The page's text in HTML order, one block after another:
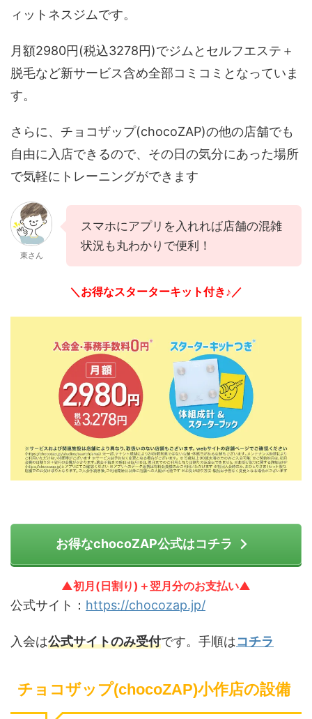
ィットネスジムです。
月額2980円(税込3278円)でジムとセルフエステ＋
脱毛など新サービス含め全部コミコミとなっていま
す。
さらに、チョコザップ(chocoZAP)の他の店舗でも
自由に入店できるので、その日の気分にあった場所
で気軽にトレーニングができます
東さん
スマホにアプリを入れれば店舗の混雑
状況も丸わかりで便利！
＼お得なスターターキット付き♪／
お得なchocoZAP公式はコチラ
▲初月(日割り)＋翌月分のお支払い▲
公式サイト： https://chocozap.jp/
入会は公式サイトのみ受付です。手順はコチラ
チョコザップ(chocoZAP)小作店の設備